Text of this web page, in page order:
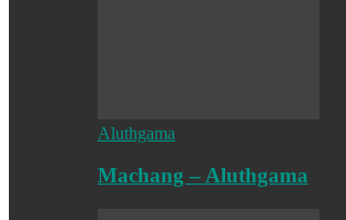
Aluthgama
Machang – Aluthgama